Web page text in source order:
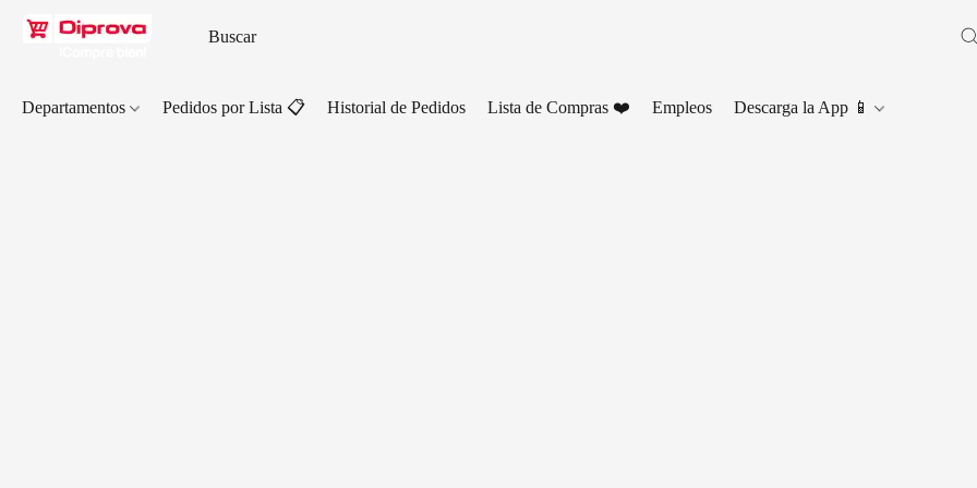
Departamentos Pedidos por Lista 📋 Historial de Pedidos Lista de Compras ❤️ Empleos Descarga la App 📱